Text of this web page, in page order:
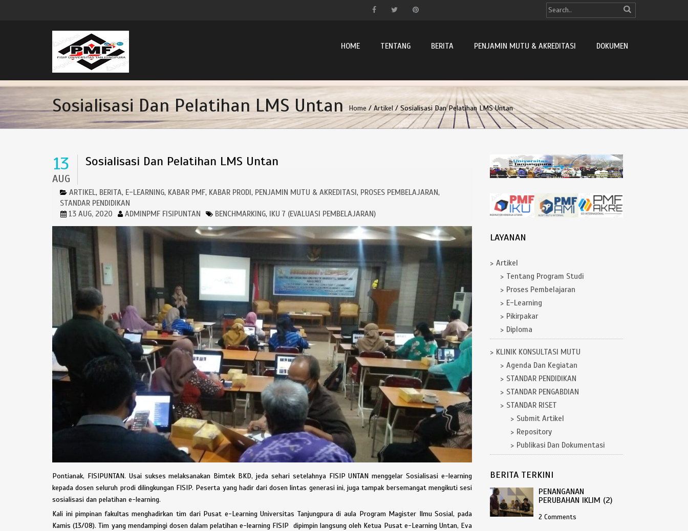
HOME TENTANG BERITA PENJAMIN MUTU & AKREDITASI DOKUMEN
Sosialisasi Dan Pelatihan LMS Untan Home / Artikel/ Sosialisasi Dan Pelatihan LMS Untan
13
AUG
Sosialisasi Dan Pelatihan LMS Untan
ARTIKEL, BERITA, E-LEARNING, KABAR PMF, KABAR PRODI, PENJAMIN MUTU & AKREDITASI, PROSES PEMBELAJARAN,
STANDAR PENDIDIKAN
13 AUG, 2020
ADMINPMF FISIPUNTAN BENCHMARKING, IKU 7 (EVALUASI PEMBELAJARAN)
Pontianak, FISIPUNTAN. Usai sukses melaksanakan Bimtek BKD, jeda sehari setelahnya FISIP UNTAN menggelar Sosialisasi e-learning
kepada dosen seluruh prodi dilingkungan FISIP. Peserta yang hadir dari dosen lintas generasi ini, juga tampak bersemangat mengikuti sesi
sosialisasi dan pelatihan e-learning.
Kali ini pimpinan fakultas menghadirkan tim dari Pusat e-Learning Universitas Tanjungpura di aula Program Magister Ilmu Sosial, pada
Kamis (13/08). Tim yang mendampingi dosen dalam pelatihan e-learning FISIP dipimpin langsung oleh Ketua Pusat e-Learning Untan, Eva
LAYANAN
Artikel
Tentang Program Studi
Proses Pembelajaran
E-Learning
Pikirpakar
Diploma
KLINIK KONSULTASI MUTU
Agenda Dan Kegiatan
STANDAR PENDIDIKAN
STANDAR PENGABDIAN
STANDAR RISET
Submit Artikel
Repository
Publikasi Dan Dokumentasi
BERITA TERKINI
PENANGANAN
PERUBAHAN IKLIM (2)
2 Comments